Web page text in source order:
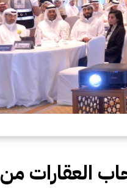
العقارات من